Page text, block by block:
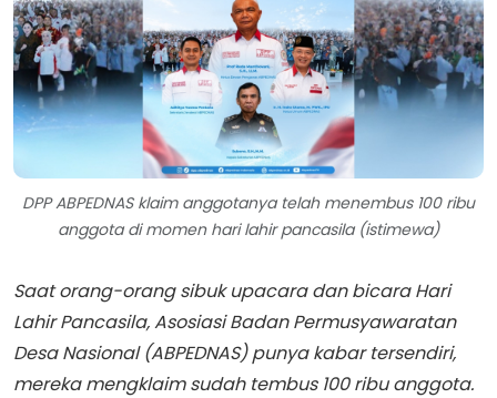
DPP ABPEDNAS klaim anggotanya telah menembus 100 ribu
anggota di momen hari lahir pancasila (istimewa)
Saat orang-orang sibuk upacara dan bicara Hari
Lahir Pancasila, Asosiasi Badan Permusyawaratan
Desa Nasional (ABPEDNAS) punya kabar tersendiri,
mereka mengklaim sudah tembus 100 ribu anggota.